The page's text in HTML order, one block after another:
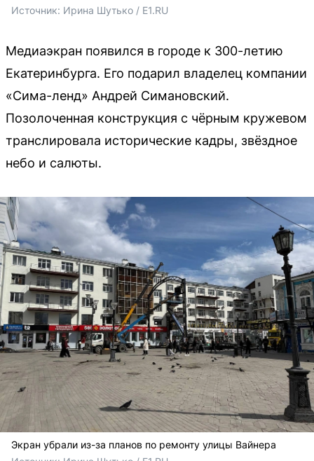
Источник: Ирина Шутько / E1.RU
Медиаэкран появился в городе к 300-летию
Екатеринбурга. Его подарил владелец компании
«Сима-ленд» Андрей Симановский.
Позолоченная конструкция с чёрным кружевом
транслировала исторические кадры, звёздное
небо и салюты.
Экран убрали из-за планов по ремонту улицы Вайнера